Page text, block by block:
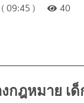
09:45 )
40
กฎหมาย เ